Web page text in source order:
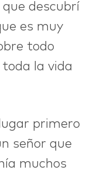
descubrí
es muy
todo
la vida
primero
señor que
muchos